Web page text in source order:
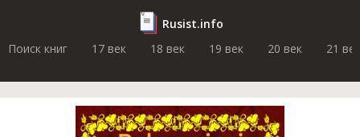
Rusist.info
Поиск книг
17 век 18 век 19 век 20 век 21 век